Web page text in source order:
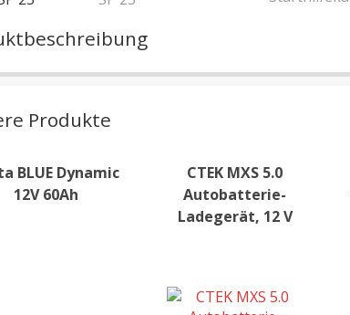
Produkte
BLUE Dynamic
12V 60Ah
CTEK MXS 5.0
Autobatterie-
Ladegerät, 12 V